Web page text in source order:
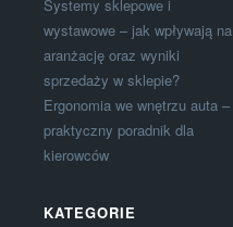
Systemy sklepowe i
wystawowe – jak wpływają na
aranżację oraz wyniki
sprzedaży w sklepie?
Ergonomia we wnętrzu auta –
praktyczny poradnik dla
kierowców
KATEGORIE